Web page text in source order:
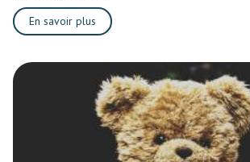
En savoir plus